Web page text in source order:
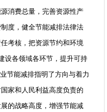
消费总量，完善资源性产
度，健全节能减排法律法
考核，把资源节约和环境
设各领域各环节，提升可持
节能减排指明了方向与着力
家和人民利益高度负责的
的战略高度，增强节能减